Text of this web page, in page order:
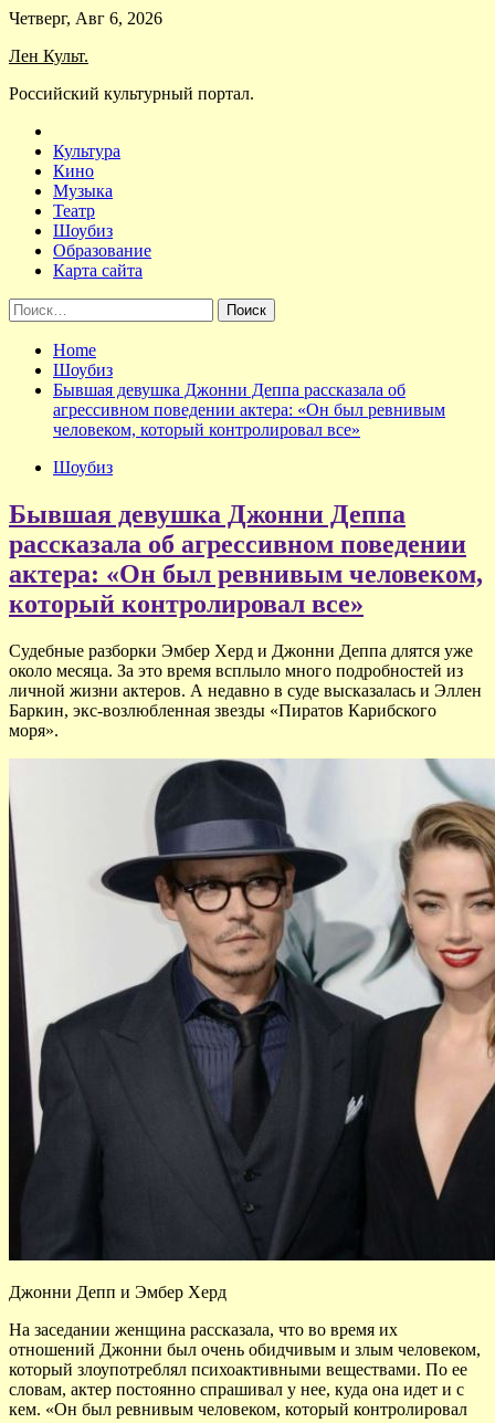
Skip
content
Четверг, Авг 6, 2026
Лен Культ.
Российский культурный портал.
Культура
Кино
Музыка
Театр
Шоубиз
Образование
Карта сайта
Найти:
Home
Шоубиз
Бывшая девушка Джонни Деппа рассказала об
агрессивном поведении актера: «Он был ревнивым
человеком, который контролировал все»
Шоубиз
Бывшая девушка Джонни Деппа
рассказала об агрессивном поведении
актера: «Он был ревнивым человеком,
который контролировал все»
Судебные разборки Эмбер Херд и Джонни Деппа длятся уже
около месяца. За это время всплыло много подробностей из
личной жизни актеров. А недавно в суде высказалась и Эллен
Баркин, экс-возлюбленная звезды «Пиратов Карибского
моря».
Джонни Депп и Эмбер Херд
На заседании женщина рассказала, что во время их
отношений Джонни был очень обидчивым и злым человеком,
который злоупотреблял психоактивными веществами. По ее
словам, актер постоянно спрашивал у нее, куда она идет и с
кем. «Он был ревнивым человеком, который контролировал